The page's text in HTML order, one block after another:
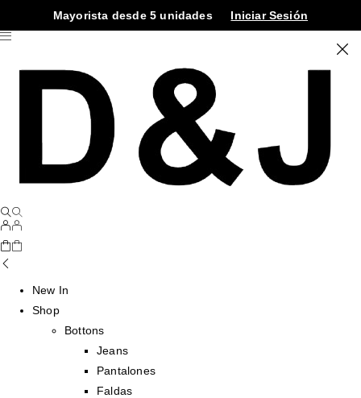
Mayorista desde 5 unidades Iniciar Sesión
New In
Shop
Bottons
Jeans
Pantalones
Faldas